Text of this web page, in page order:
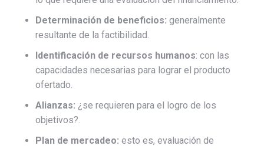
Determinación de beneficios: generalmente
resultante de la factibilidad.
Identificación de recursos humanos: con las
capacidades necesarias para lograr el producto
ofertado.
Alianzas: ¿se requieren para el logro de los
objetivos?.
Plan de mercadeo: esto es, evaluación de